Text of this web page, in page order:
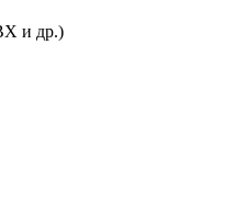
и др.)